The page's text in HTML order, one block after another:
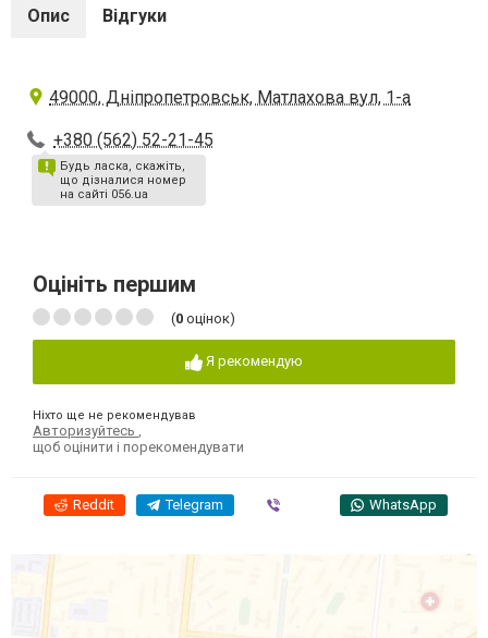
Опис Відгуки
49000, Дніпропетровськ, Матлахова вул, 1-а
+380 (562) 52-21-45
Будь ласка, скажіть,
що дізналися номер
на сайті 056.ua
Оцініть першим
(0 оцінок)
Я рекомендую
Ніхто ще не рекомендував
Авторизуйтесь
щоб оцінити і порекомендувати
Reddit Telegram WhatsApp